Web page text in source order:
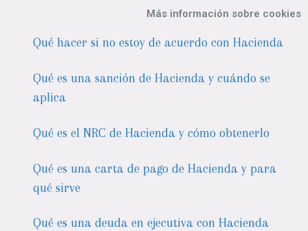
Más información sobre cookies
Qué hacer si no estoy de acuerdo con Hacienda
Qué es una sanción de Hacienda y cuándo se
aplica
Qué es el NRC de Hacienda y cómo obtenerlo
Qué es una carta de pago de Hacienda y para
qué sirve
Qué es una deuda en ejecutiva con Hacienda